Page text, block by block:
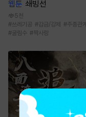
웹툰 쇄빙선
5천
#쓰레기공 #감금/강제 #주종관계
#굴림수 #짝사랑